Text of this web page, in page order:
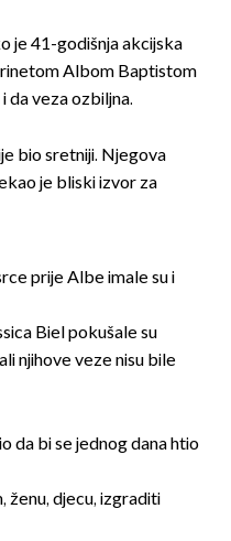
je 41-godišnja akcijska
Albom Baptistom
da veza ozbiljna.
bio sretniji. Njegova
je bliski izvor za
prije Albe imale su i
Biel pokušale su
njihove veze nisu bile
da bi se jednog dana htio
ženu, djecu, izgraditi